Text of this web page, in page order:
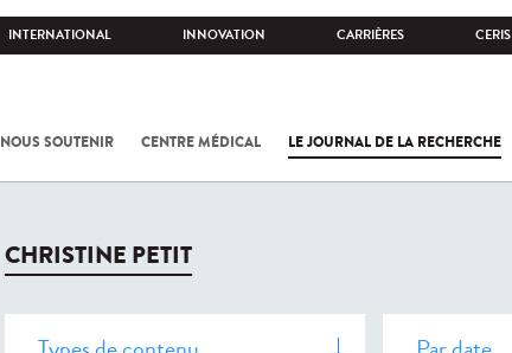
INTERNATIONAL INNOVATION CARRIÈRES CERIS
NOUS SOUTENIR CENTRE MÉDICAL LE JOURNAL DE LA RECHERCHE
CHRISTINE PETIT